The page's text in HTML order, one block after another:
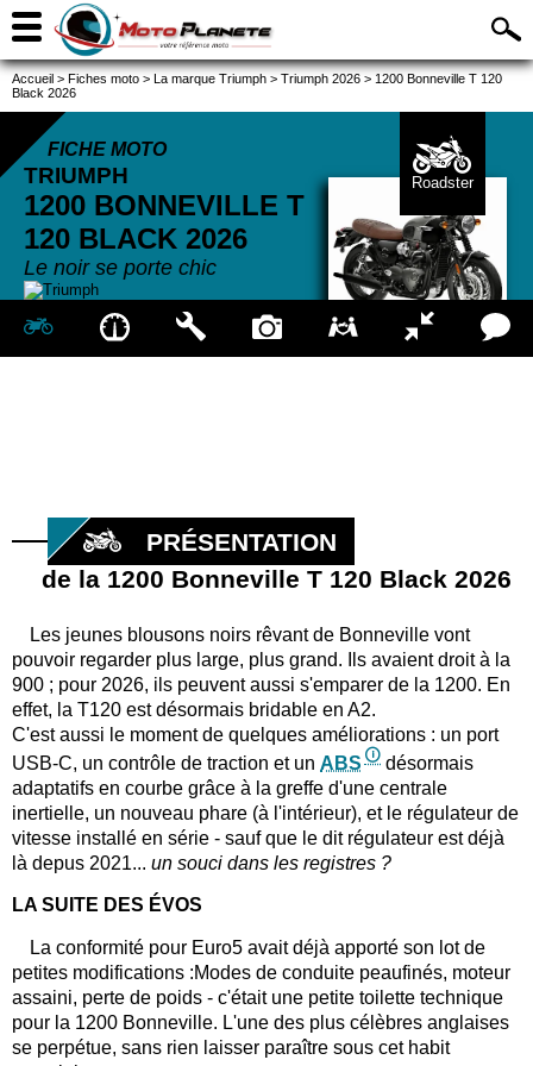
Accueil > Fiches moto > La marque Triumph > Triumph 2026 > 1200 Bonneville T 120
Black 2026
FICHE MOTO
TRIUMPH
1200 BONNEVILLE T
120 BLACK 2026
Le noir se porte chic
Roadster
PRÉSENTATION
de la 1200 Bonneville T 120 Black 2026
Les jeunes blousons noirs rêvant de Bonneville vont
pouvoir regarder plus large, plus grand. Ils avaient droit à la
900 ; pour 2026, ils peuvent aussi s'emparer de la 1200. En
effet, la T120 est désormais bridable en A2.
C'est aussi le moment de quelques améliorations : un port
USB-C, un contrôle de traction et un ABS
désormais
adaptatifs en courbe grâce à la greffe d'une centrale
inertielle, un nouveau phare (à l'intérieur), et le régulateur de
vitesse installé en série - sauf que le dit régulateur est déjà
là depus 2021... un souci dans les registres ?
LA SUITE DES ÉVOS
La conformité pour Euro5 avait déjà apporté son lot de
petites modifications :Modes de conduite peaufinés, moteur
assaini, perte de poids - c'était une petite toilette technique
pour la 1200 Bonneville. L'une des plus célèbres anglaises
se perpétue, sans rien laisser paraître sous cet habit